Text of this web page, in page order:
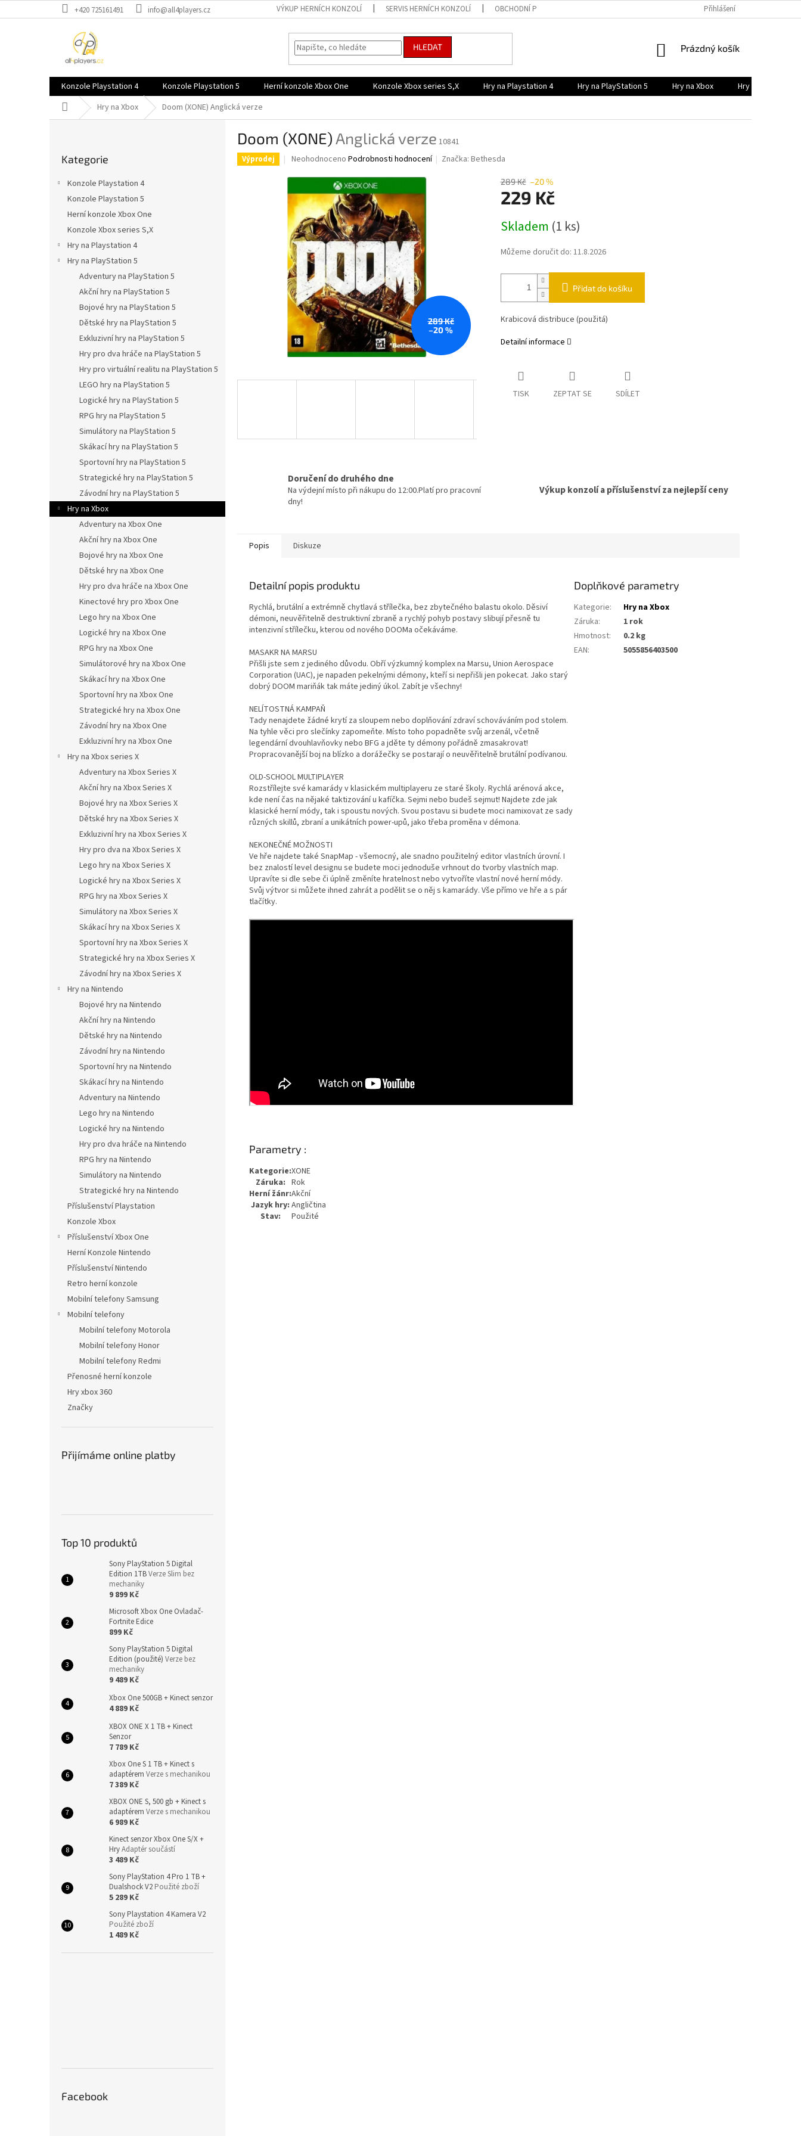
na
+420 725161491 info@all4players.cz VÝKUP HERNÍCH KONZOLÍ SERVIS HERNÍCH KONZOLÍ OBCHODNÍ PODMÍNKY PODMÍNKY OCHRANY OSOBNÍCH ÚDAJŮ
Přihlášení
HLEDAT
NÁKUPNÍ
Prázdný košík
Konzole Playstation 4 Konzole Playstation 5 Herní konzole Xbox One Konzole Xbox series S,X Hry na Playstation 4 Hry na PlayStation 5 Hry na Xbox
Hry na Xbox
Domů Hry na Xbox Doom (XONE) Anglická verze
kategorie
Kategorie
Konzole Playstation 4
Konzole Playstation 5
Herní konzole Xbox One
Konzole Xbox series S,X
Hry na Playstation 4
Hry na PlayStation 5
Adventury na PlayStation 5
Akční hry na PlayStation 5
Bojové hry na PlayStation 5
Dětské hry na PlayStation 5
Exkluzivní hry na PlayStation 5
Hry pro dva hráče na PlayStation 5
Hry pro virtuální realitu na PlayStation 5
LEGO hry na PlayStation 5
Logické hry na PlayStation 5
RPG hry na PlayStation 5
Simulátory na PlayStation 5
Skákací hry na PlayStation 5
Sportovní hry na PlayStation 5
Strategické hry na PlayStation 5
Závodní hry na PlayStation 5
Hry na Xbox
Adventury na Xbox One
Akční hry na Xbox One
Bojové hry na Xbox One
Dětské hry na Xbox One
Hry pro dva hráče na Xbox One
Kinectové hry pro Xbox One
Lego hry na Xbox One
Logické hry na Xbox One
RPG hry na Xbox One
Simulátorové hry na Xbox One
Skákací hry na Xbox One
Sportovní hry na Xbox One
Strategické hry na Xbox One
Závodní hry na Xbox One
Exkluzivní hry na Xbox One
Hry na Xbox series X
Adventury na Xbox Series X
Akční hry na Xbox Series X
Bojové hry na Xbox Series X
Dětské hry na Xbox Series X
Exkluzivní hry na Xbox Series X
Hry pro dva na Xbox Series X
Lego hry na Xbox Series X
Logické hry na Xbox Series X
RPG hry na Xbox Series X
Simulátory na Xbox Series X
Skákací hry na Xbox Series X
Sportovní hry na Xbox Series X
Strategické hry na Xbox Series X
Závodní hry na Xbox Series X
Hry na Nintendo
Bojové hry na Nintendo
Akční hry na Nintendo
Dětské hry na Nintendo
Závodní hry na Nintendo
Sportovní hry na Nintendo
Skákací hry na Nintendo
Adventury na Nintendo
Lego hry na Nintendo
Logické hry na Nintendo
Hry pro dva hráče na Nintendo
RPG hry na Nintendo
Simulátory na Nintendo
Strategické hry na Nintendo
Příslušenství Playstation
Konzole Xbox
Příslušenství Xbox One
Herní Konzole Nintendo
Příslušenství Nintendo
Retro herní konzole
Mobilní telefony Samsung
Mobilní telefony
Mobilní telefony Motorola
Mobilní telefony Honor
Mobilní telefony Redmi
Přenosné herní konzole
Hry xbox 360
Značky
Přijímáme online platby
Top 10 produktů
Sony PlayStation 5 Digital
Edition 1TBVerze Slim bez
mechaniky
9 899 Kč
Microsoft Xbox One Ovladač-
Fortnite Edice
899 Kč
Sony PlayStation 5 Digital
Edition (použité) Verze bez
mechaniky
9 489 Kč
Xbox One 500GB + Kinect senzor
4 889 Kč
XBOX ONE X 1 TB + Kinect
Senzor
7 789 Kč
Xbox One S 1 TB + Kinect s
adaptérem Verze s mechanikou
7 389 Kč
XBOX ONE S, 500 gb + Kinect s
adaptérem Verze s mechanikou
6 989 Kč
Kinect senzor Xbox One S/X +
HryAdaptér součástí
3 489 Kč
Sony PlayStation 4 Pro 1 TB +
Dualshock V2 Použité zboží
5 289 Kč
Sony Playstation 4 Kamera V2
Použité zboží
1 489 Kč
Facebook
Doom (XONE)Anglická verze 10841
Výprodej
Průměrné
produktu
je
0,0
z
5
hvězdiček.
Neohodnoceno Podrobnosti hodnocení Značka:Bethesda
289 Kč
–20 %
289 Kč –20 %
229 Kč
cena:
Skladem (1 ks)
Můžeme doručit do: 11.8.2026
Přidat do košíku
Krabicová distribuce (použitá)
Detailní informace
TISK ZEPTAT SE SDÍLET
Doručení do druhého dne
Na výdejní místo při nákupu do 12:00.Platí pro pracovní
dny!
Výkup konzolí a příslušenství za nejlepší ceny
Popis Diskuze
Detailní popis produktu
Rychlá, brutální a extrémně chytlavá střílečka, bez zbytečného balastu okolo. Děsiví
démoni, neuvěřitelně destruktivní zbraně a rychlý pohyb postavy slibují přesně tu
intenzivní střílečku, kterou od nového DOOMa očekáváme.
MASAKR NA MARSU
Přišli jste sem z jediného důvodu. Obří výzkumný komplex na Marsu, Union Aerospace
Corporation (UAC), je napaden pekelnými démony, kteří si nepřišli jen pokecat. Jako starý
dobrý DOOM mariňák tak máte jediný úkol. Zabít je všechny!
NELÍTOSTNÁ KAMPAŇ
Tady nenajdete žádné krytí za sloupem nebo doplňování zdraví schováváním pod stolem.
Na tyhle věci pro slečínky zapomeňte. Místo toho popadněte svůj arzenál, včetně
legendární dvouhlavňovky nebo BFG a jděte ty démony pořádně zmasakrovat!
Propracovanější boj na blízko a dorážečky se postarají o neuvěřitelně brutální podívanou.
OLD-SCHOOL MULTIPLAYER
Rozstřílejte své kamarády v klasickém multiplayeru ze staré školy. Rychlá arénová akce,
kde není čas na nějaké taktizování u kafíčka. Sejmi nebo budeš sejmut! Najdete zde jak
klasické herní módy, tak i spoustu nových. Svou postavu si budete moci namixovat ze sady
různých skillů, zbraní a unikátních power-upů, jako třeba proměna v démona.
NEKONEČNÉ MOŽNOSTI
Ve hře najdete také SnapMap - všemocný, ale snadno použitelný editor vlastních úrovní. I
bez znalostí level designu se budete moci jednoduše vrhnout do tvorby vlastních map.
Upravíte si dle sebe či úplně změníte hratelnost nebo vytvoříte vlastní nové herní módy.
Svůj výtvor si můžete ihned zahrát a podělit se o něj s kamarády. Vše přímo ve hře a s pár
tlačítky.
Parametry :
Kategorie:XONE
Záruka: Rok
Herní žánr:Akční
Jazyk hry: Angličtina
Stav:
Použité
Doplňkové parametry
Kategorie:
Hry na Xbox
Záruka:
1 rok
Hmotnost:
0.2 kg
EAN: 5055856403500